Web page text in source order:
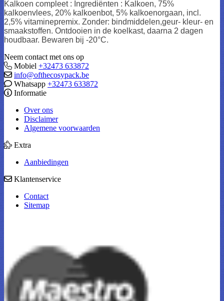
Kalkoen compleet : Ingrediënten : Kalkoen, 75%
kalkoenvlees, 20% kalkoenbot, 5% kalkoenorgaan, incl.
2,5% vitaminepremix. Zonder: bindmiddelen,geur- kleur- en
smaakstoffen. Ontdooien in de koelkast, daarna 2 dagen
houdbaar. Bewaren bij -20°C.
Neem contact met ons op
Mobiel +32473 633872
info@ofthecosypack.be
Whatsapp +32473 633872
Informatie
Over ons
Disclaimer
Algemene voorwaarden
Extra
Aanbiedingen
Klantenservice
Contact
Sitemap